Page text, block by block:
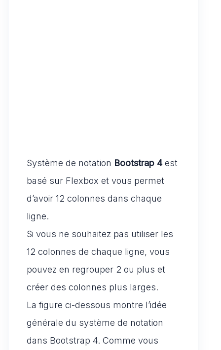
Système de notation Bootstrap 4est
basé sur Flexbox et vous permet
d’avoir 12 colonnes dans chaque
ligne.
Si vous ne souhaitez pas utiliser les
12 colonnes de chaque ligne, vous
pouvez en regrouper 2 ou plus et
créer des colonnes plus larges.
La figure ci-dessous montre l’idée
générale du système de notation
dans Bootstrap 4. Comme vous